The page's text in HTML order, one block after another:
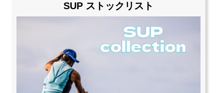
SUP ストックリスト